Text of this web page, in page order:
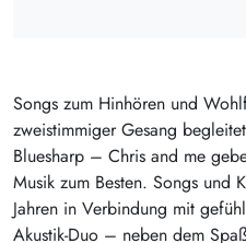
Songs zum Hinhören und
zweistimmiger Gesang
Bluesharp – Chris and me
Musik zum Besten. Songs und
Jahren in Verbindung mit
Akustik-Duo – neben dem